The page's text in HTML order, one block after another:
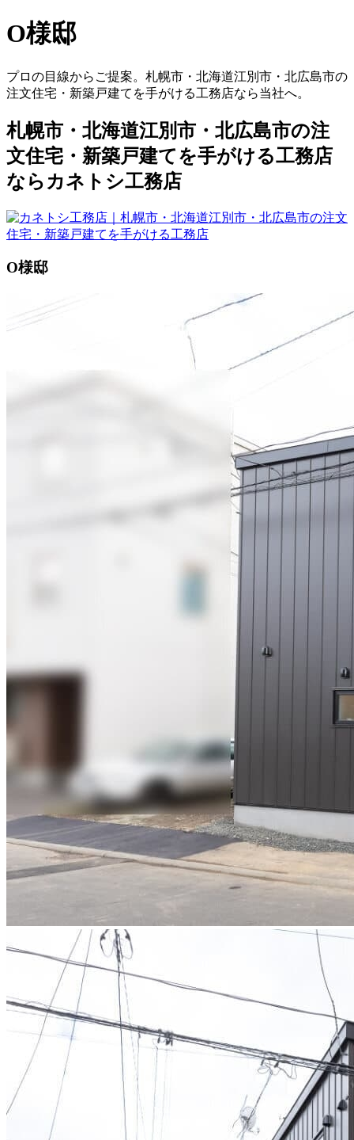
O様邸
プロの目線からご提案。札幌市・北海道江別市・北広島市の
注文住宅・新築戸建てを手がける工務店なら当社へ。
札幌市・北海道江別市・北広島市の注
文住宅・新築戸建てを手がける工務店
ならカネトシ工務店
O様邸